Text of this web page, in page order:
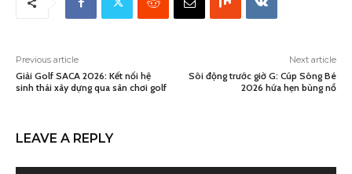
Previous article
Giải Golf SACA 2026: Kết nối hệ
sinh thái xây dựng qua sân chơi golf
Next article
Sôi động trước giờ G: Cúp Sông Bé
2026 hứa hẹn bùng nổ
LEAVE A REPLY